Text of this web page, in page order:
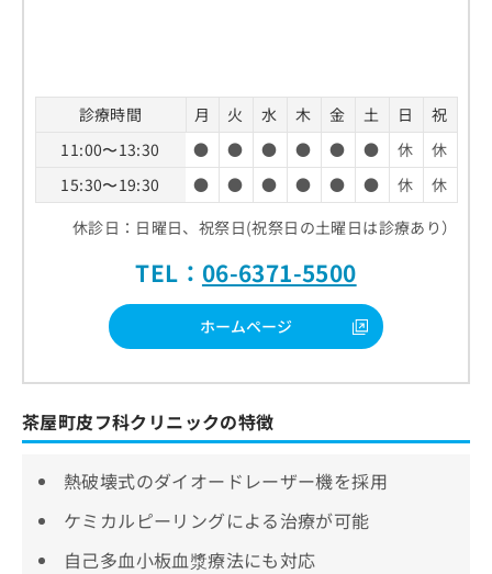
診療時間 月 火 水 木 金 土 日
祝
11:00〜13:30
● ● ● ● ● ● 休
休
15:30〜19:30
● ● ● ● ● ● 休
休
休診日：日曜日、祝祭日(祝祭日の土曜日は診療あり）
TEL： 06-6371-5500
ホームページ
茶屋町皮フ科クリニックの特徴
熱破壊式のダイオードレーザー機を採用
ケミカルピーリングによる治療が可能
自己多血小板血漿療法にも対応